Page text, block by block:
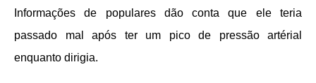
Informações de populares dão conta que ele teria
passado mal após ter um pico de pressão artérial
enquanto dirigia.